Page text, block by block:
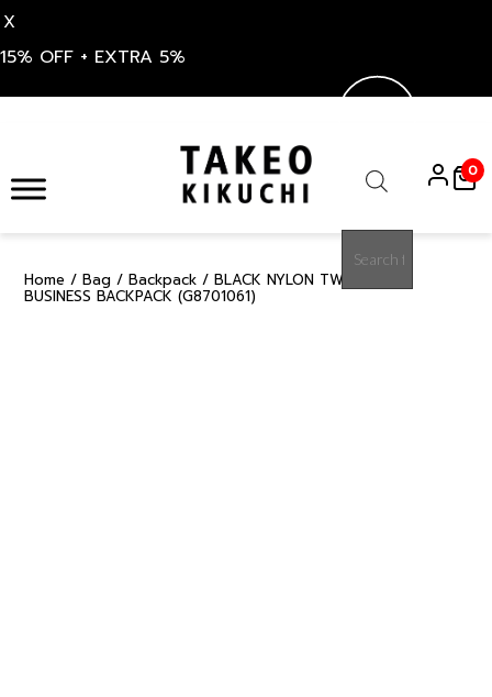
X
15% OFF + EXTRA 5%
content
search
0
Home / Bag / Backpack / BLACK NYLON TWILL SLIM
BUSINESS BACKPACK (G8701061)